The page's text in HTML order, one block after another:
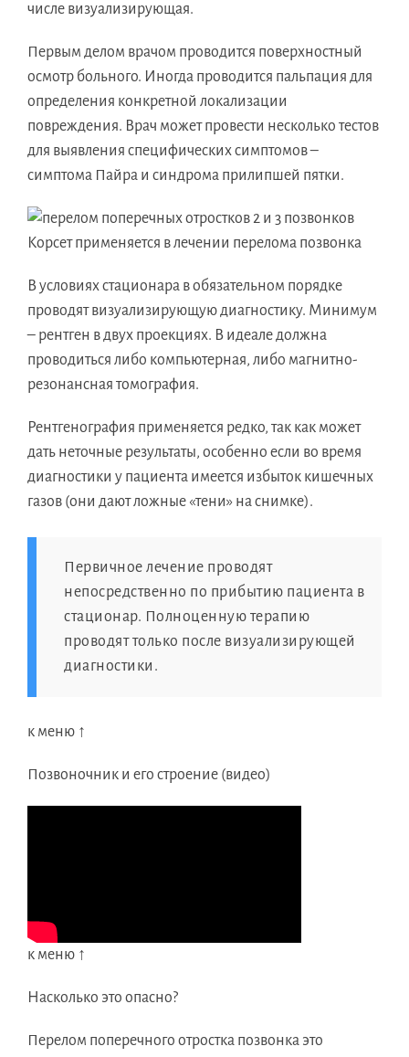
числе визуализирующая.
Первым делом врачом проводится поверхностный
осмотр больного. Иногда проводится пальпация для
определения конкретной локализации
повреждения. Врач может провести несколько тестов
для выявления специфических симптомов –
симптома Пайра и синдрома прилипшей пятки.
Корсет применяется в лечении перелома позвонка
В условиях стационара в обязательном порядке
проводят визуализирующую диагностику. Минимум
– рентген в двух проекциях. В идеале должна
проводиться либо компьютерная, либо магнитно-
резонансная томография.
Рентгенография применяется редко, так как может
дать неточные результаты, особенно если во время
диагностики у пациента имеется избыток кишечных
газов (они дают ложные «тени» на снимке).
Первичное лечение проводят
непосредственно по прибытию пациента в
стационар. Полноценную терапию
проводят только после визуализирующей
диагностики.
к меню ↑
Позвоночник и его строение (видео)
к меню ↑
Насколько это опасно?
Перелом поперечного отростка позвонка это